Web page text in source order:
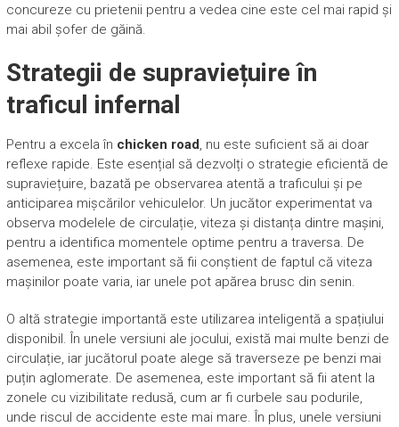
concureze cu prietenii pentru a vedea cine este cel mai rapid și
mai abil șofer de găină.
Strategii de supraviețuire în
traficul infernal
Pentru a excela în chicken road, nu este suficient să ai doar
reflexe rapide. Este esențial să dezvolți o strategie eficientă de
supraviețuire, bazată pe observarea atentă a traficului și pe
anticiparea mișcărilor vehiculelor. Un jucător experimentat va
observa modelele de circulație, viteza și distanța dintre mașini,
pentru a identifica momentele optime pentru a traversa. De
asemenea, este important să fii conștient de faptul că viteza
mașinilor poate varia, iar unele pot apărea brusc din senin.
O altă strategie importantă este utilizarea inteligentă a spațiului
disponibil. În unele versiuni ale jocului, există mai multe benzi de
circulație, iar jucătorul poate alege să traverseze pe benzi mai
puțin aglomerate. De asemenea, este important să fii atent la
zonele cu vizibilitate redusă, cum ar fi curbele sau podurile,
unde riscul de accidente este mai mare. În plus, unele versiuni